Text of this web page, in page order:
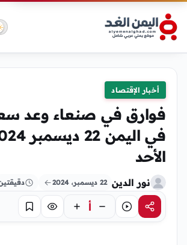
أخبار الإقتصاد
فوارق في صنعاء وعد
الأحد
نور الدين 22 ديسمبر، 2024
مشاركةاستماع أ تركيز حفظ